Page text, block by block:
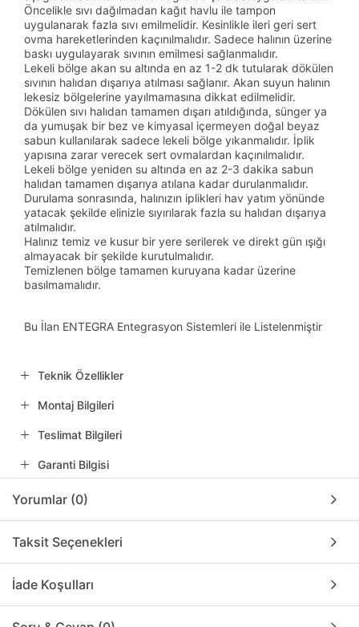
Öncelikle sıvı dağılmadan kağıt havlu ile tampon
uygulanarak fazla sıvı emilmelidir. Kesinlikle ileri geri sert
ovma hareketlerinden kaçınılmalıdır. Sadece halının üzerine
baskı uygulayarak sıvının emilmesi sağlanmalıdır.
Lekeli bölge akan su altında en az 1-2 dk tutularak dökülen
sıvının halıdan dışarıya atılması sağlanır. Akan suyun halının
lekesiz bölgelerine yayılmamasına dikkat edilmelidir.
Dökülen sıvı halıdan tamamen dışarı atıldığında, sünger ya
da yumuşak bir bez ve kimyasal içermeyen doğal beyaz
sabun kullanılarak sadece lekeli bölge yıkanmalıdır. İplik
yapısına zarar verecek sert ovmalardan kaçınılmalıdır.
Lekeli bölge yeniden su altında en az 2-3 dakika sabun
halıdan tamamen dışarıya atılana kadar durulanmalıdır.
Durulama sonrasında, halınızın iplikleri hav yatım yönünde
yatacak şekilde elinizle sıyırılarak fazla su halıdan dışarıya
atılmalıdır.
Halınız temiz ve kusur bir yere serilerek ve direkt gün ışığı
almayacak bir şekilde kurutulmalıdır.
Temizlenen bölge tamamen kuruyana kadar üzerine
basılmamalıdır.
Bu İlan ENTEGRA Entegrasyon Sistemleri ile Listelenmiştir
Teknik Özellikler
Montaj Bilgileri
Teslimat Bilgileri
Garanti Bilgisi
Yorumlar (0)
Taksit Seçenekleri
İade Koşulları